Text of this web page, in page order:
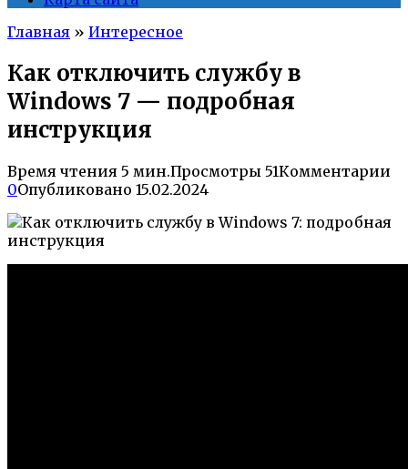
Главная » Интересное
Как отключить службу в
Windows 7 — подробная
инструкция
Время чтения 5 мин.Просмотры 51Комментарии
0Опубликовано 15.02.2024